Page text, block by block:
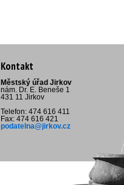
Kontakt
Městský úřad Jirkov
nám. Dr. E. Beneše 1
431 11 Jirkov
Telefon: 474 616 411
Fax: 474 616 421
podatelna@jirkov.cz